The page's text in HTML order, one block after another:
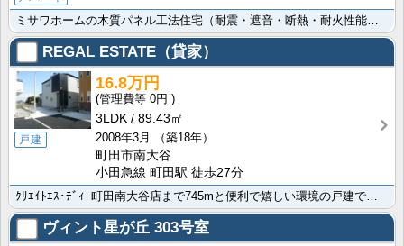
REGAL ESTATE（貸家）
戸建
16.8万円
0円
3LDK
89.43㎡
2008年3月
（築18年）
町田市南大谷
小田急線 町田駅 徒歩27分
ｸﾘｴｲﾄｴｽ･ﾃﾞｨｰ町田南大谷店まで745mと便利で嬉しい環境の戸建です ガスコンロ設置可でお料･･･
ヴィント星が丘 303号室